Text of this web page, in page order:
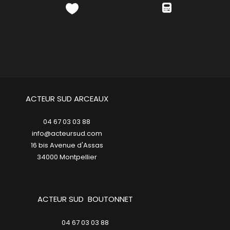
ACTEUR SUD ARCEAUX
04 67 03 03 88
info@acteursud.com
16 bis Avenue d'Assas
34000
montpellier
ACTEUR SUD BOUTONNET
04 67 03 03 88